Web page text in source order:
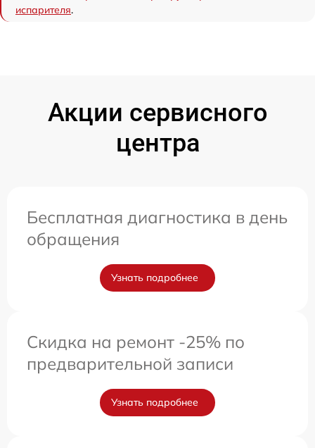
испарителя.
Акции сервисного
центра
Бесплатная диагностика в день
обращения
Узнать подробнее
Скидка на ремонт -25% по
предварительной записи
Узнать подробнее